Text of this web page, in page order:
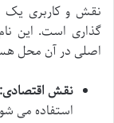
نقش و کاربری یک
گذاری است. این
اصلی در آن محل
نقش اقتصادی:
استفاده می